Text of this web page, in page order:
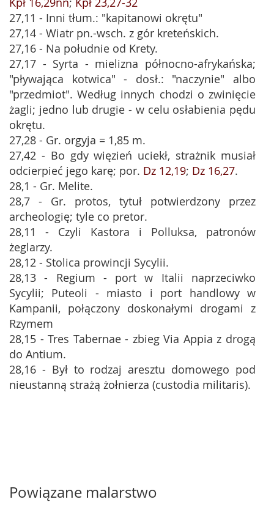
27,11 - Inni tłum.: "kapitanowi okrętu"
27,14 - Wiatr pn.-wsch. z gór kreteńskich.
27,16 - Na południe od Krety.
27,17 - Syrta - mielizna północno-afrykańska;
"pływająca kotwica" - dosł.: "naczynie" albo
"przedmiot". Według innych chodzi o zwinięcie
żagli; jedno lub drugie - w celu osłabienia pędu
okrętu.
27,28 - Gr. orgyja = 1,85 m.
27,42 - Bo gdy więzień uciekł, strażnik musiał
odcierpieć jego karę; por. Dz 12,19; Dz 16,27.
28,1 - Gr. Melite.
28,7 - Gr. protos, tytuł potwierdzony przez
archeologię; tyle co pretor.
28,11 - Czyli Kastora i Polluksa, patronów
żeglarzy.
28,12 - Stolica prowincji Sycylii.
28,13 - Regium - port w Italii naprzeciwko
Sycylii; Puteoli - miasto i port handlowy w
Kampanii, połączony doskonałymi drogami z
Rzymem
28,15 - Tres Tabernae - zbieg Via Appia z drogą
do Antium.
28,16 - Był to rodzaj aresztu domowego pod
nieustanną strażą żołnierza (custodia militaris).
Powiązane malarstwo